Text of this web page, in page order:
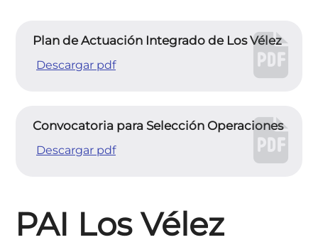
Plan de Actuación Integrado de Los Vélez
Descargar pdf
Convocatoria para Selección Operaciones
Descargar pdf
PAI Los Vélez